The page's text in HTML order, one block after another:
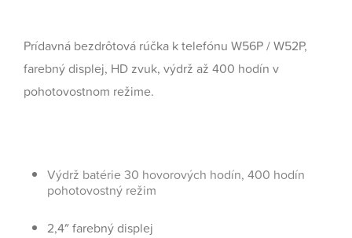
Prídavná bezdrôtová rúčka k telefónu W56P / W52P,
farebný displej, HD zvuk, výdrž až 400 hodín v
pohotovostnom režime.
Výdrž batérie 30 hovorových hodín, 400 hodín
pohotovostný režim
2,4″ farebný displej